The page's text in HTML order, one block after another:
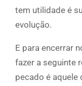
tem utilidade é
evolução.
E para encerrar
fazer a seguinte
pecado é aquele